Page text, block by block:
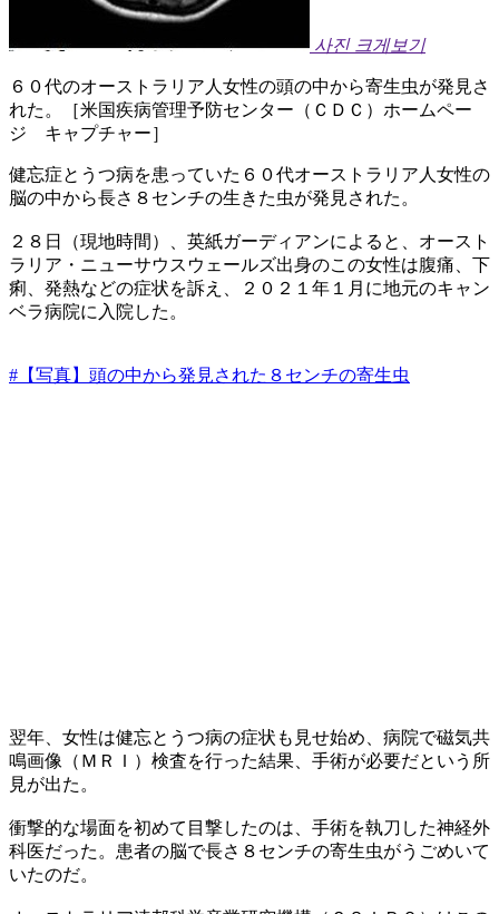
사진 크게보기
６０代のオーストラリア人女性の頭の中から寄生虫が発見さ
れた。［米国疾病管理予防センター（ＣＤＣ）ホームペー
ジ キャプチャー］
健忘症とうつ病を患っていた６０代オーストラリア人女性の
脳の中から長さ８センチの生きた虫が発見された。
２８日（現地時間）、英紙ガーディアンによると、オースト
ラリア・ニューサウスウェールズ出身のこの女性は腹痛、下
痢、発熱などの症状を訴え、２０２１年１月に地元のキャン
ベラ病院に入院した。
#【写真】頭の中から発見された８センチの寄生虫
翌年、女性は健忘とうつ病の症状も見せ始め、病院で磁気共
鳴画像（ＭＲＩ）検査を行った結果、手術が必要だという所
見が出た。
衝撃的な場面を初めて目撃したのは、手術を執刀した神経外
科医だった。患者の脳で長さ８センチの寄生虫がうごめいて
いたのだ。